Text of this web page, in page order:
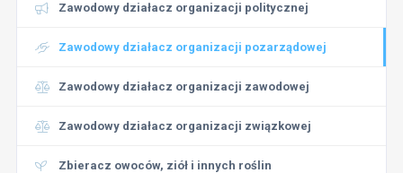
Zawodowy działacz organizacji politycznej
Zawodowy działacz organizacji pozarządowej
Zawodowy działacz organizacji zawodowej
Zawodowy działacz organizacji związkowej
Zbieracz owoców, ziół i innych roślin